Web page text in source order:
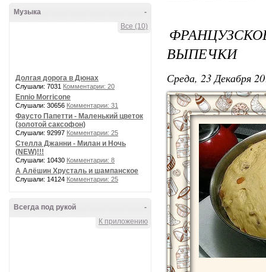
-
Музыка
Все (10)
Долгая дорога в Дюнах
Слушали: 7031 Комментарии: 20
Ennio Morricone
Слушали: 30656 Комментарии: 31
Фаусто Папетти - Маленький цветок
(золотой саксофон)
Слушали: 92997 Комментарии: 25
Стелла Джанни - Милан и Ночь
(NEW)!!!
Слушали: 10430 Комментарии: 8
А Алёшин Хрусталь и шампанское
Слушали: 14124 Комментарии: 25
-
Всегда под рукой
К приложению
ВЫПЕЧКИ
Среда, 23 Декабря